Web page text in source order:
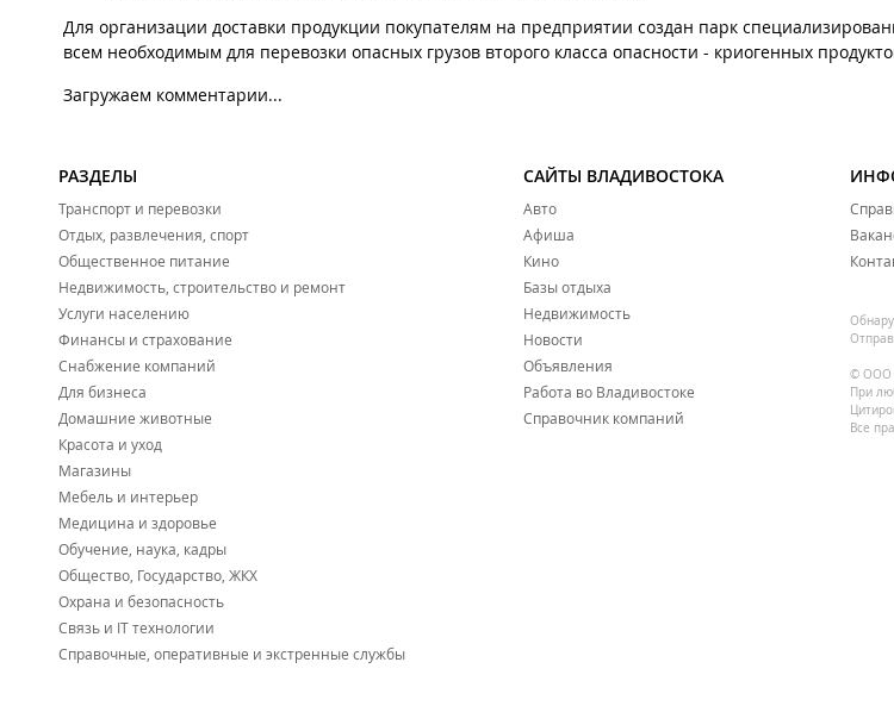
Для организации доставки продукции покупателям на предприятии создан парк
всем необходимым для перевозки опасных грузов второго класса опасности - криогенных
Загружаем комментарии...
РАЗДЕЛЫ
Транспорт и перевозки
Отдых, развлечения, спорт
Общественное питание
Недвижимость, строительство и ремонт
Услуги населению
Финансы и страхование
Снабжение компаний
Для бизнеса
Домашние животные
Красота и уход
Магазины
Мебель и интерьер
Медицина и здоровье
Обучение, наука, кадры
Общество, Государство, ЖКХ
Охрана и безопасность
Связь и IT технологии
Справочные, оперативные и экстренные службы
САЙТЫ ВЛАДИВОСТОКА
Авто
Афиша
Кино
Базы отдыха
Недвижимость
Новости
Объявления
Работа во Владивостоке
Справочник компаний
© ООО
При
Все